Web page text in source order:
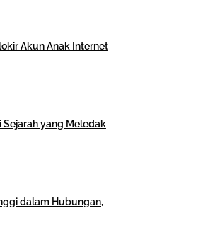
Akun Anak Internet
Sejarah yang Meledak
dalam Hubungan,